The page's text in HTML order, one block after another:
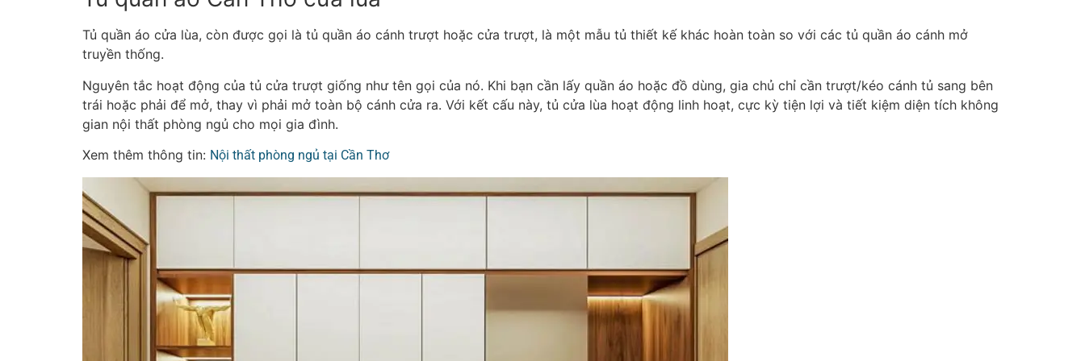
Tủ quần áo cửa lùa, còn được gọi là tủ quần áo cánh trượt hoặc cửa trượt, là một mẫu tủ thiết kế khác hoàn toàn so với các tủ quần áo cánh mở
truyền thống.
Nguyên tắc hoạt động của tủ cửa trượt giống như tên gọi của nó. Khi bạn cần lấy quần áo hoặc đồ dùng, gia chủ chỉ cần trượt/kéo cánh tủ sang bên
trái hoặc phải để mở, thay vì phải mở toàn bộ cánh cửa ra. Với kết cấu này, tủ cửa lùa hoạt động linh hoạt, cực kỳ tiện lợi và tiết kiệm diện tích không
gian nội thất phòng ngủ cho mọi gia đình.
Xem thêm thông tin: Nội thất phòng ngủ tại Cần Thơ